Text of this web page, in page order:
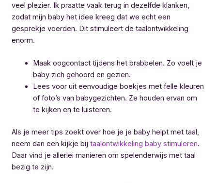
veel plezier. Ik praatte vaak terug in dezelfde klanken,
zodat mijn baby het idee kreeg dat we echt een
gesprekje voerden. Dit stimuleert de taalontwikkeling
enorm.
Maak oogcontact tijdens het brabbelen. Zo voelt je
baby zich gehoord en gezien.
Lees voor uit eenvoudige boekjes met felle kleuren
of foto’s van babygezichten. Ze houden ervan om
te kijken en te luisteren.
Als je meer tips zoekt over hoe je je baby helpt met taal,
neem dan een kijkje bij taalontwikkeling baby stimuleren.
Daar vind je allerlei manieren om spelenderwijs met taal
bezig te zijn.